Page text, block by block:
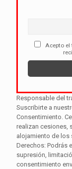
Acepto
Responsable del
Suscribirte a
Consentimiento.
realizan cesiones,
alojamiento de los
Derechos: Podrás
supresión,
consentimiento